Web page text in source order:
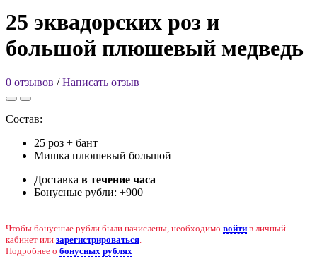
25 эквадорских роз и
большой плюшевый медведь
0 отзывов /Написать отзыв
Состав:
25 роз + бант
Мишка плюшевый большой
Доставка в течение часа
Бонусные рубли: +900
Чтобы бонусные рубли были начислены, необходимо войти в личный
кабинет или зарегистрироваться.
Подробнее о бонусных рублях